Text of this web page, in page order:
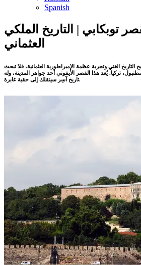
Spanish
توبكابي | التاريخ الملكي
العثماني
الغني وتجربة عظمة الإمبراطورية العثمانية، فلا تبحث
تركيا. يُعد هذا القصر الأيقوني أحد جواهر المدينة، وله
تاريخ آسِر سينقلك إلى حقبة غابرة.